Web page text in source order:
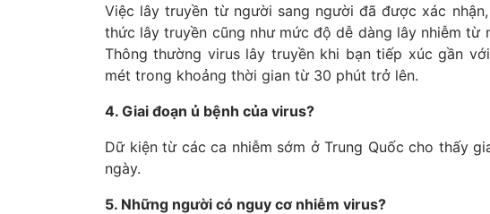
Việc lây truyền từ người sang người đã được xác
thức lây truyền cũng như mức độ dễ dàng lây nhiễm từ
Thông thường virus lây truyền khi bạn tiếp xúc gần
mét trong khoảng thời gian từ 30 phút trở lên.
4. Giai đoạn ủ bệnh của virus?
Dữ kiện từ các ca nhiễm sớm ở Trung Quốc cho thấy
ngày.
5. Những người có nguy cơ nhiễm virus?